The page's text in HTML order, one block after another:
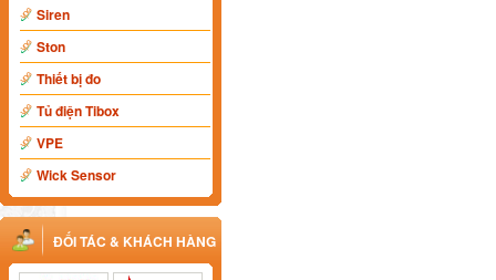
Siren
Ston
Thiết bị đo
Tủ điện Tibox
VPE
Wick Sensor
ĐỐI TÁC & KHÁCH HÀNG